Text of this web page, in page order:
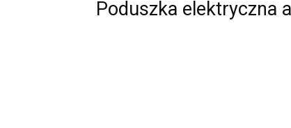
Poduszka elektryczna